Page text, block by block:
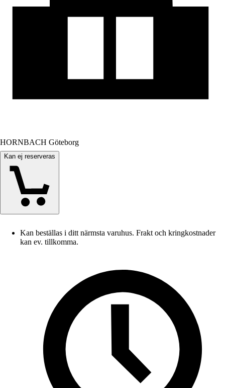
HORNBACH Göteborg
Kan ej reserveras
Kan beställas i ditt närmsta varuhus. Frakt och kringkostnader
kan ev. tillkomma.